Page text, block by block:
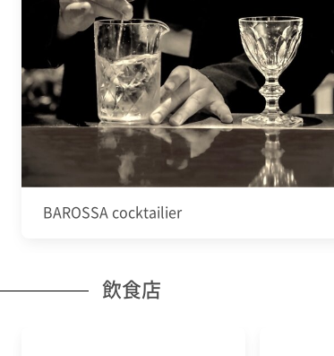
BAROSSA cocktailier
飲食店